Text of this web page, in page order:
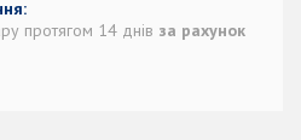
протягом 14 днів за рахунок